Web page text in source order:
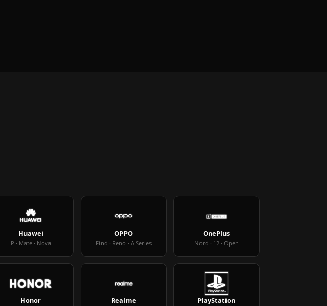
Huawei
P · Mate · Nova
OPPO
Find · Reno · A Series
OnePlus
Nord · 12 · Open
Honor Realme PlayStation